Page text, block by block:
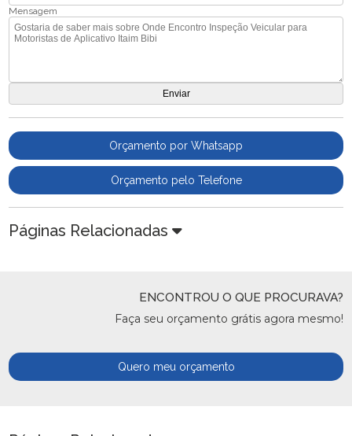
Mensagem
Orçamento por Whatsapp
Orçamento pelo Telefone
Páginas Relacionadas
ENCONTROU O QUE PROCURAVA?
Faça seu orçamento grátis agora mesmo!
Quero meu orçamento